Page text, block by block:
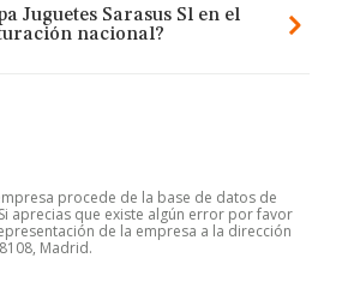
Juguetes Sarasus Sl en el
nacional?
procede de la base de datos de
Si aprecias que existe algún error por favor
de la empresa a la dirección
Madrid.